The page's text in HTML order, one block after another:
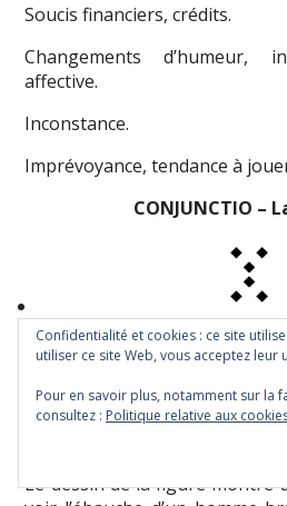
Soucis financiers, crédits.
Changements d’humeur,
affective.
Inconstance.
Imprévoyance, tendance à
CONJUNCTIO –
Composée de la
exprime « l’union de deux
faits l’un pour l’autre »
mariage. Son nom arabe
Le dessin de la figure montre
Confidentialité et cookies : ce site
utiliser ce site Web, vous acceptez leur
Pour en savoir plus, notamment sur la
consultez : Politique relative aux